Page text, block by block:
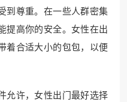
到尊重。在一些人群密集
提高你的安全。女性在出
着合适大小的包包，以便
允许，女性出门最好选择